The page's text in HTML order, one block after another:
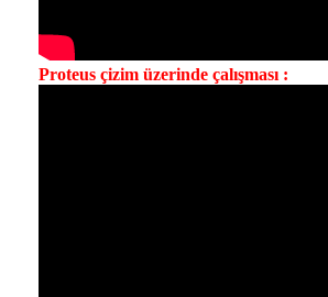
Proteus çizim üzerinde çalışması :